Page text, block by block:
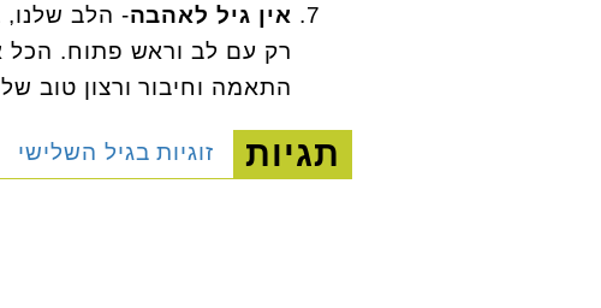
אין גיל לאהבה- הלב שלנו,
התאמה וחיבור ורצון טוב
תגיות זוגיות בגיל השלישי